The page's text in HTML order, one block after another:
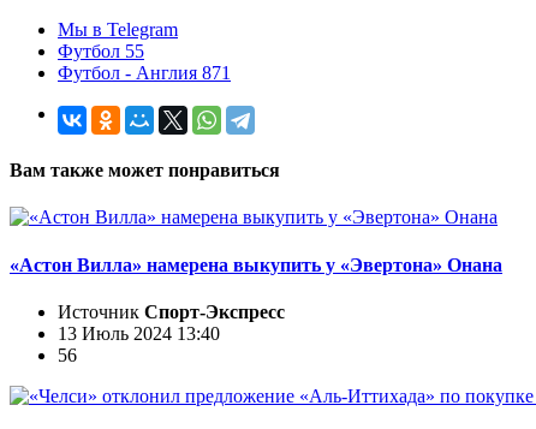
Мы в Telegram
Футбол 55
Футбол - Англия 871
Вам также может понравиться
«Астон Вилла» намерена выкупить у «Эвертона» Онана
Источник Спорт-Экспресс
13 Июль 2024 13:40
56